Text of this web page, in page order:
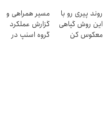
40%تخفیف)
روند پیری رو با
این روش گیاهی
معکوس کن
مسیر همراهی و
گزارش عملکرد
گروه اسنپ در